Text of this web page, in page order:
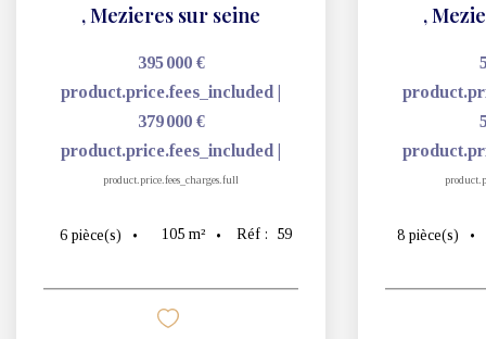
,Mezieres sur seine
395 000 €
product.price.fees_included
379 000 €
product.price.fees_included
product.price.fees_charges.full
6 pièce(s) 105 m² Réf : 59
,
8 pièce(s)